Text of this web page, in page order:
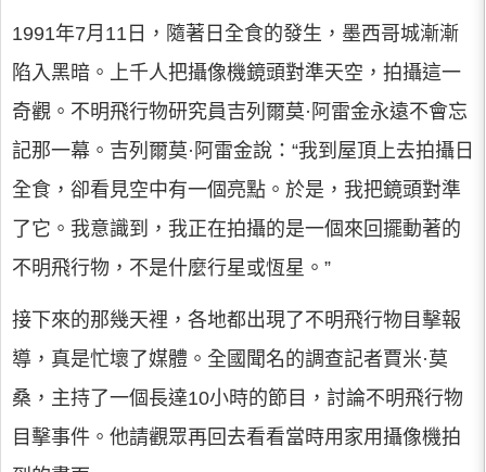
1991年7月11日，隨著日全食的發生，墨西哥城漸漸
陷入黑暗。上千人把攝像機鏡頭對準天空，拍攝這一
奇觀。不明飛行物研究員吉列爾莫·阿雷金永遠不會忘
記那一幕。吉列爾莫·阿雷金說：“我到屋頂上去拍攝日
全食，卻看見空中有一個亮點。於是，我把鏡頭對準
了它。我意識到，我正在拍攝的是一個來回擺動著的
不明飛行物，不是什麼行星或恆星。”
接下來的那幾天裡，各地都出現了不明飛行物目擊報
導，真是忙壞了媒體。全國聞名的調查記者賈米·莫
桑，主持了一個長達10小時的節目，討論不明飛行物
目擊事件。他請觀眾再回去看看當時用家用攝像機拍